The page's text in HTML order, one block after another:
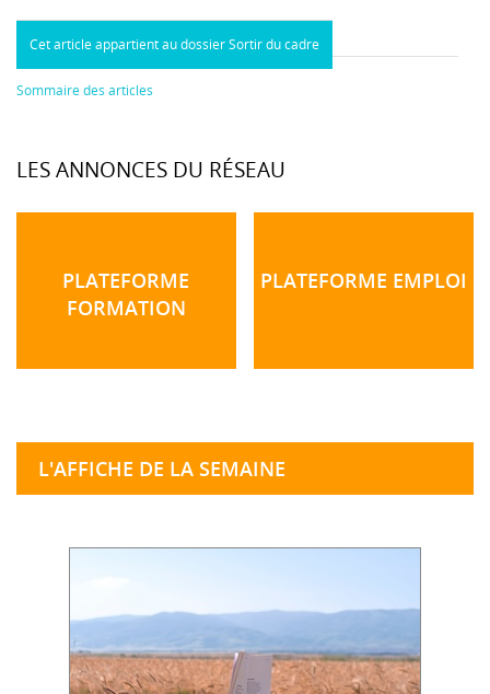
Cet article appartient au dossier Sortir du cadre
Sommaire des articles
LES ANNONCES DU RÉSEAU
PLATEFORME
FORMATION
PLATEFORME EMPLOI
L'AFFICHE DE LA SEMAINE